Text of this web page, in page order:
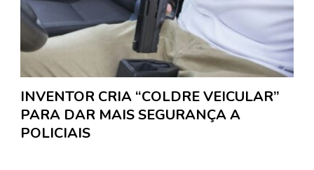
INVENTOR CRIA “COLDRE VEICULAR”
PARA DAR MAIS SEGURANÇA A
POLICIAIS